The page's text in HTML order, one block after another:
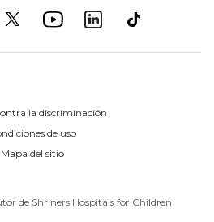
la discriminación
de uso
Mapa del sitio
de Shriners Hospitals for Children